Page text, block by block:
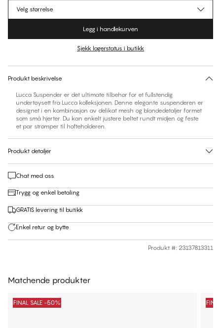
kr 299,00Ordinær pris
Ingen forslag til størrelse på dette produktet
Velg størrelse
Legg i handlekurven
Sjekk lagerstatus i butikk
Produkt beskrivelse
Lucca Suspender er det ultimate tilbehør for et fullstendig
undertøysett fra Lucca kolleksjonen. Denne elegante suspenderen er
designet i en kombinasjon av delikat mesh og blondedetaljer formet
som små hjerter. Du kan enkelt justere beltet rundt midjen og feste
et par strømper til hofteholderen.
Produkt detaljer
Chat med oss
Trygg og enkel betaling
GRATIS levering til butikk
Enkel retur og bytte
Produkt #: 23137813311
Matchende produkter
FINAL SALE -50%